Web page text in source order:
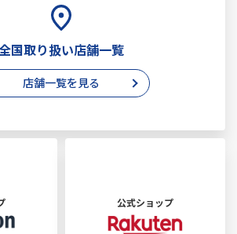
国取り扱い店舗一覧
店舗一覧を見る
公式ショップ